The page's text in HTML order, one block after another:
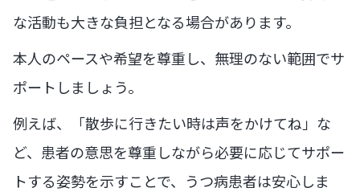
な活動も大きな負担となる場合があります。
本人のペースや希望を尊重し、無理のない範囲でサ
ポートしましょう。
例えば、「散歩に行きたい時は声をかけてね」な
ど、患者の意思を尊重しながら必要に応じてサポー
トする姿勢を示すことで、うつ病患者は安心しま